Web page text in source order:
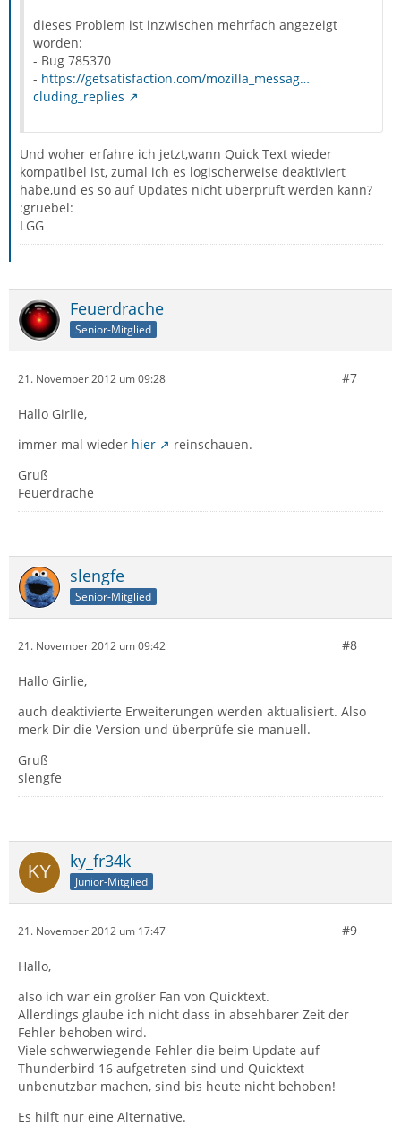
dieses Problem ist inzwischen mehrfach angezeigt
worden:
- Bug 785370
- https://getsatisfaction.com/mozilla_messag…
cluding_replies
Und woher erfahre ich jetzt,wann Quick Text wieder
kompatibel ist, zumal ich es logischerweise deaktiviert
habe,und es so auf Updates nicht überprüft werden kann?
:gruebel:
LGG
Feuerdrache
Senior-Mitglied
21. November 2012 um 09:28 #7
Hallo Girlie,
immer mal wieder hier
reinschauen.
Gruß
Feuerdrache
slengfe
Senior-Mitglied
21. November 2012 um 09:42 #8
Hallo Girlie,
auch deaktivierte Erweiterungen werden aktualisiert. Also
merk Dir die Version und überprüfe sie manuell.
Gruß
slengfe
ky_fr34k
Junior-Mitglied
21. November 2012 um 17:47 #9
Hallo,
also ich war ein großer Fan von Quicktext.
Allerdings glaube ich nicht dass in absehbarer Zeit der
Fehler behoben wird.
Viele schwerwiegende Fehler die beim Update auf
Thunderbird 16 aufgetreten sind und Quicktext
unbenutzbar machen, sind bis heute nicht behoben!
Es hilft nur eine Alternative.